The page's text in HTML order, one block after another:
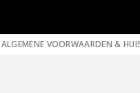
ALGEMENE VOORWAARDEN &